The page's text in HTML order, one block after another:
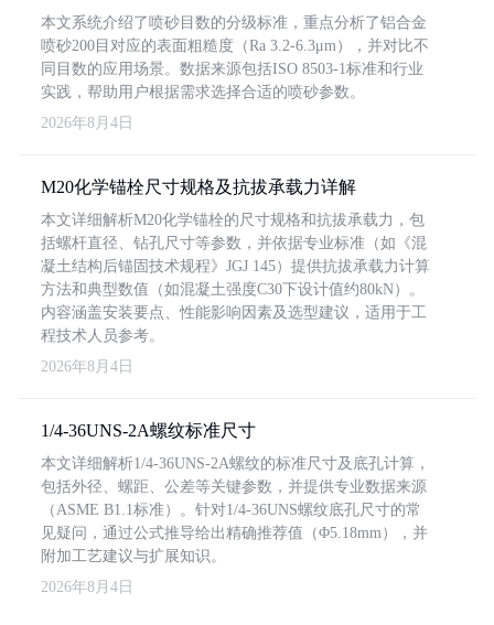
本文系统介绍了喷砂目数的分级标准，重点分析了铝合金
喷砂200目对应的表面粗糙度（Ra 3.2-6.3μm），并对比不
同目数的应用场景。数据来源包括ISO 8503-1标准和行业
实践，帮助用户根据需求选择合适的喷砂参数。
2026年8月4日
M20化学锚栓尺寸规格及抗拔承载力详解
本文详细解析M20化学锚栓的尺寸规格和抗拔承载力，包
括螺杆直径、钻孔尺寸等参数，并依据专业标准（如《混
凝土结构后锚固技术规程》JGJ 145）提供抗拔承载力计算
方法和典型数值（如混凝土强度C30下设计值约80kN）。
内容涵盖安装要点、性能影响因素及选型建议，适用于工
程技术人员参考。
2026年8月4日
1/4-36UNS-2A螺纹标准尺寸
本文详细解析1/4-36UNS-2A螺纹的标准尺寸及底孔计算，
包括外径、螺距、公差等关键参数，并提供专业数据来源
（ASME B1.1标准）。针对1/4-36UNS螺纹底孔尺寸的常
见疑问，通过公式推导给出精确推荐值（Φ5.18mm），并
附加工艺建议与扩展知识。
2026年8月4日